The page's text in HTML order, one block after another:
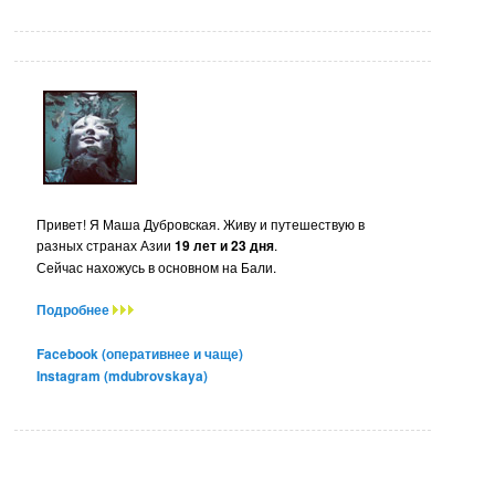
Привет! Я Маша Дубровская. Живу и путешествую в
разных странах Азии19 лет и 23 дня.
Сейчас нахожусь в основном на Бали.
Подробнее
Facebook (оперативнее и чаще)
Instagram (mdubrovskaya)